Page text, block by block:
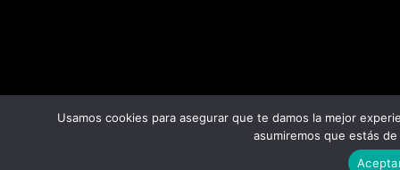
Usamos cookies para asegurar que te damos la mejor
asumiremos que estás